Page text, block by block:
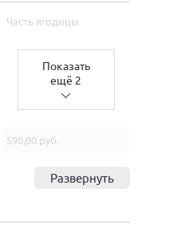
Часть ягодицы
Показать
ещё 2
590,00 руб.
Развернуть